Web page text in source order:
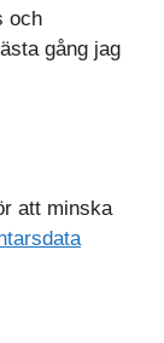
och
gång jag
att minska